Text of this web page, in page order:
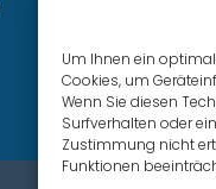
Um Ihnen ein
Cookies, um
Wenn Sie diesen
Surfverhalten oder
Zustimmung nicht
Funktionen